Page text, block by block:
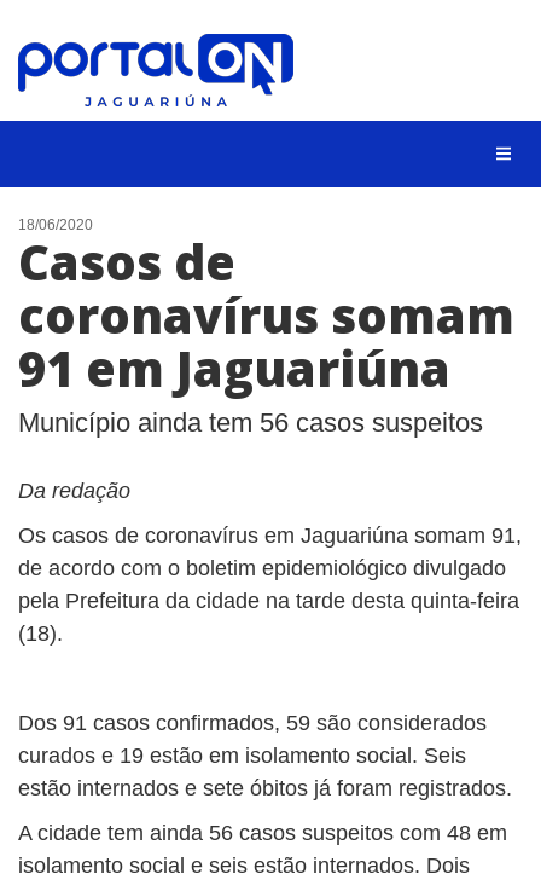
NOTÍCIAS
LISTA DIGITAL
CONTATO
ANUNCIE
BUSCAR
18/06/2020
Casos de
coronavírus somam
91 em Jaguariúna
Município ainda tem 56 casos suspeitos
Da redação
Os casos de coronavírus em Jaguariúna somam 91,
de acordo com o boletim epidemiológico divulgado
pela Prefeitura da cidade na tarde desta quinta-feira
(18).
Dos 91 casos confirmados, 59 são considerados
curados e 19 estão em isolamento social. Seis
estão internados e sete óbitos já foram registrados.
A cidade tem ainda 56 casos suspeitos com 48 em
isolamento social e seis estão internados. Dois